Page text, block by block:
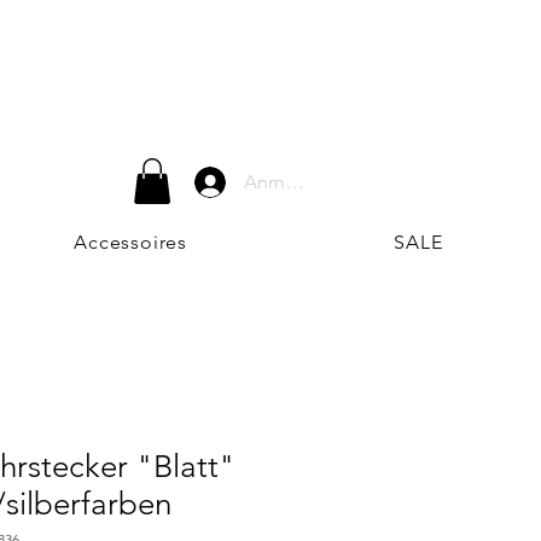
Anmelden
Accessoires SALE
"Blatt"